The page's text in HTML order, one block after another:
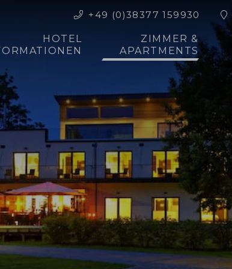
+49 (0)38377 159930
HOTEL
ZIMMER &
APARTMENTS